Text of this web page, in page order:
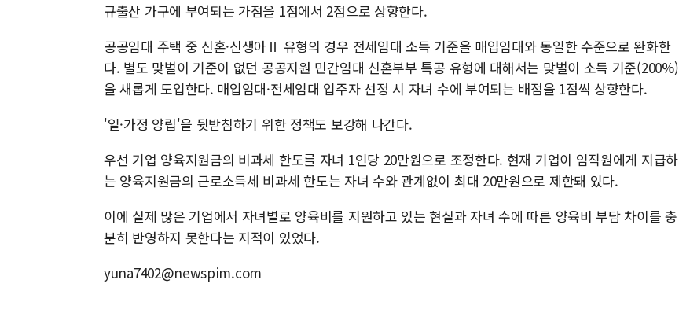
규출산 가구에 부여되는 가점을 1점에서 2점으로 상향한다.
공공임대 주택 중 신혼·신생아Ⅱ 유형의 경우 전세임대 소득 기준을 매입임대와 동일한 수준으로 완화한
다. 별도 맞벌이 기준이 없던 공공지원 민간임대 신혼부부 특공 유형에 대해서는 맞벌이 소득 기준(200%)
을 새롭게 도입한다. 매입임대·전세임대 입주자 선정 시 자녀 수에 부여되는 배점을 1점씩 상향한다.
'일·가정 양립'을 뒷받침하기 위한 정책도 보강해 나간다.
우선 기업 양육지원금의 비과세 한도를 자녀 1인당 20만원으로 조정한다. 현재 기업이 임직원에게 지급하
는 양육지원금의 근로소득세 비과세 한도는 자녀 수와 관계없이 최대 20만원으로 제한돼 있다.
이에 실제 많은 기업에서 자녀별로 양육비를 지원하고 있는 현실과 자녀 수에 따른 양육비 부담 차이를 충
분히 반영하지 못한다는 지적이 있었다.
yuna7402@newspim.com